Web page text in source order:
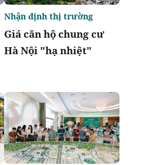
Giá căn hộ chung cư
Hà Nội "hạ nhiệt"
Nhận định thị trường